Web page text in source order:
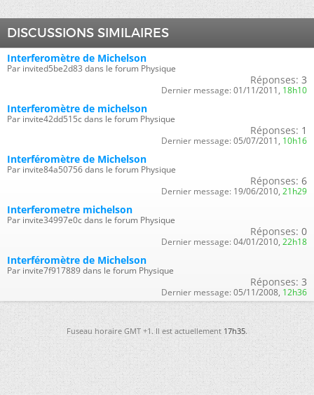
DISCUSSIONS SIMILAIRES
Interferomètre de Michelson
Par invited5be2d83 dans le forum Physique
Réponses: 3
Dernier message: 01/11/2011, 18h10
Interferomètre de michelson
Par invite42dd515c dans le forum Physique
Réponses: 1
Dernier message: 05/07/2011, 10h16
Interféromètre de Michelson
Par invite84a50756 dans le forum Physique
Réponses: 6
Dernier message: 19/06/2010, 21h29
Interferometre michelson
Par invite34997e0c dans le forum Physique
Réponses: 0
Dernier message: 04/01/2010, 22h18
Interféromètre de Michelson
Par invite7f917889 dans le forum Physique
Réponses: 3
Dernier message: 05/11/2008, 12h36
Fuseau horaire GMT +1. Il est actuellement17h35.